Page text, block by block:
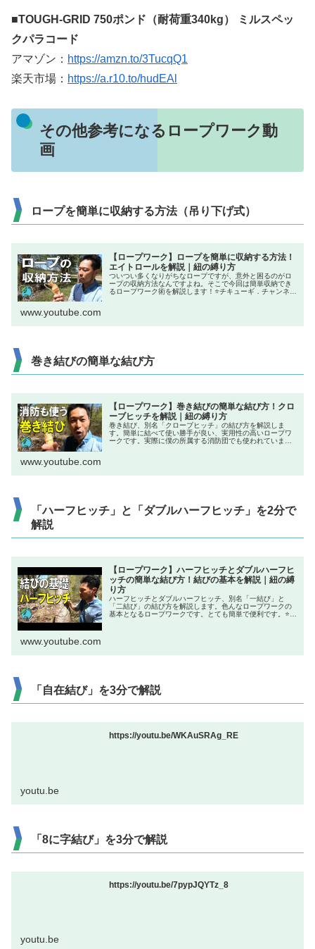
■TOUGH-GRID 750ポンド（耐荷重340kg） ミルスペッ
クパラコード
アマゾン： https://amzn.to/3TucqQ1
楽天市場： https://a.r10.to/hudEAl
その他参考になるロープワーク動
画
ロープを簡単に収納する方法（吊り下げ式）
【ロープワーク】ロープを簡単に収納する方法！
エイトロールを解説｜紐の縛り方
ついつい多くなりがちなロープですが、意外と困るのがロ
ープの収納方法なんですよね。そこで今回は簡単収納でき
るロープワーク術を解説します！⭐チキューギ．チャンネル
www.youtube.com
巻き結びの簡単な結び方
【ロープワーク】巻き結びの簡単な結び方！クロ
ーブヒッチを解説｜紐の縛り方
巻き結び、別名「クローブヒッチ」の結び方を解説しま
す。簡単に結べて使い勝手が良い、実用性の高いロープワ
ークです。実際に僕の所属する消防団でも使われていま
www.youtube.com
「ハーフヒッチ」と「ダブルハーフヒッチ」を2分で
解説
【ロープワーク】ハーフヒッチとダブルハーフヒ
ッチの簡単な結び方！結びの基本を解説｜紐の縛
り方
ハーフヒッチとダブルハーフヒッチ、別名「一結び」と
「二結び」の結び方を解説します。色んなロープワークの
基本となるロープワークです。とても簡単で便利です。⭐チ
www.youtube.com
「自在結び」を3分で解説
https://youtu.be/WKAuSRAg_RE
youtu.be
「8に字結び」を3分で解説
https://youtu.be/7pypJQYTz_8
youtu.be